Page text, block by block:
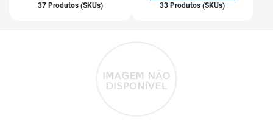
37 Produtos (SKUs) 33 Produtos (SKUs)